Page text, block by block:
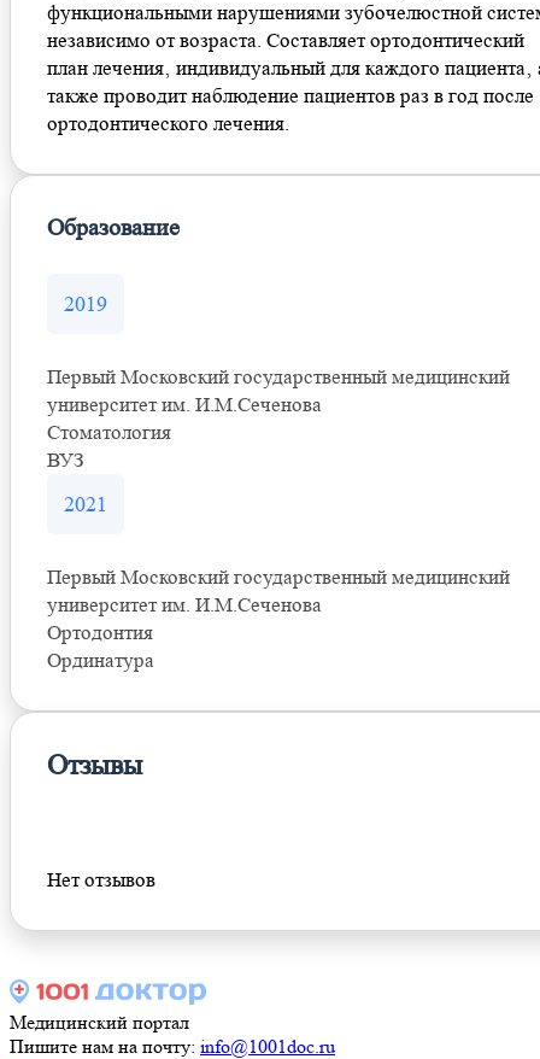
функциональными нарушениями зубочелюстной
независимо от возраста. Составляет ортодонтический
план лечения‚ индивидуальный для каждого пациента‚
также проводит наблюдение пациентов раз в год после
ортодонтического лечения.
Образование
2019
Первый Московский государственный медицинский
университет им. И.М.Сеченова
Стоматология
ВУЗ
2021
Первый Московский государственный медицинский
университет им. И.М.Сеченова
Ортодонтия
Ординатура
Отзывы
Нет отзывов
Медицинский портал
Пишите нам на почту: info@1001doc.ru